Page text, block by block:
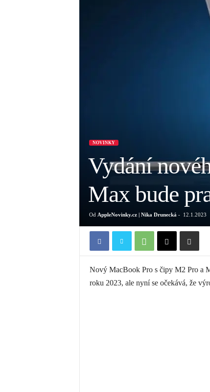
NOVINKY
Vydání
Max bude
Od AppleNovinky.cz | Nika Drunecká - 12.1.2023
Nový MacBook Pro s čipy M2 Pro a
roku 2023, ale nyní se očekává, že